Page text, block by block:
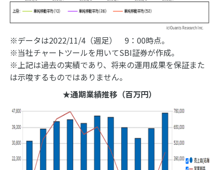
※データは2022/11/4（週足） 9：00時点。
※当社チャートツールを用いてSBI証券が作成。
※上記は過去の実績であり、将来の運用成果を保証また
は示唆するものではありません。
★通期業績推移（百万円）